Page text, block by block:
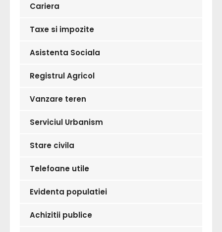
Cariera
Taxe si impozite
Asistenta Sociala
Registrul Agricol
Vanzare teren
Serviciul Urbanism
Stare civila
Telefoane utile
Evidenta populatiei
Achizitii publice